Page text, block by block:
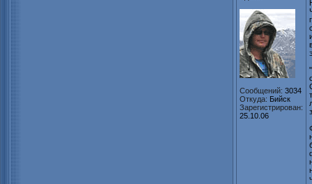
Сообщений: 3034
Откуда: Бийск
Зарегистрирован:
25.10.06